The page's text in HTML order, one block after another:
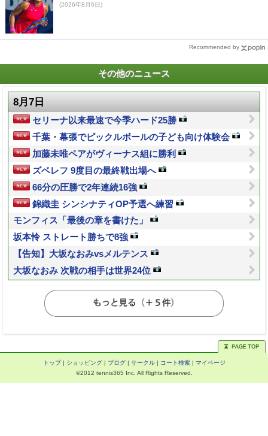
(2026年8月6日)
Recommended by
その他のニュース
8月7日
セリーナ以来最速で今季ハード25勝
千葉・幕張でピックルボールの子ども向け体験会
加藤未唯ペアがヴィーナス組に勝利
ズベレフ 9度目の最終戦出場へ
66分の圧勝で2年連続16強
錦織圭 シンシナティOP予選へ練習
モンフィス「最後の章を書けた」
坂本怜 ストレート勝ちで8強
【告知】大坂なおみvsメルテンス
大坂なおみ 次戦の相手は世界24位
トップ| ショッピング| ブログ| サークル| コート検索| マイページ
©2012 tennis365 Inc. All Rights Reserved.